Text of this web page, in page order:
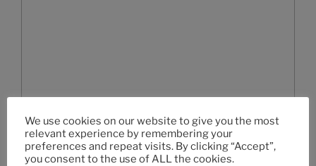
Nome*
We use cookies on our website to give you the most
relevant experience by remembering your
preferences and repeat visits. By clicking “Accept”,
you consent to the use of ALL the cookies.